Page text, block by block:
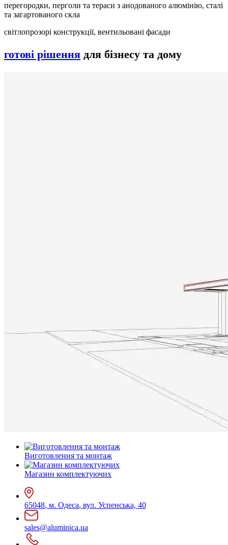
перегородки, перголи та тераси з анодованого алюмінію, сталі
та загартованого скла
світлопрозорі конструкції, вентильовані фасади
готові рішення для бізнесу та дому
Виготовлення та монтаж
Магазин комплектуючих
65048, м. Одеса, вул. Успенська, 40
sales@aluminica.ua